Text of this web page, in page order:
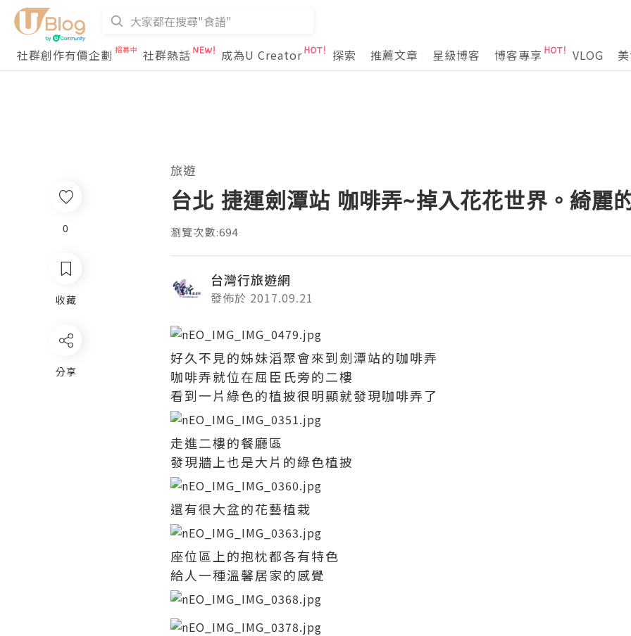
社群創作有價企劃 社群熱話 成為U Creator 探索 推薦文章 星級博客 博客專享 VLOG
0
收藏
分享
旅遊
台北 捷運劍潭站 咖啡弄~掉入花花世界。綺麗
瀏覽次數:694
台灣行旅遊網
發佈於 2017.09.21
好久不見的姊妹滔聚會來到劍潭站的咖啡弄
咖啡弄就位在屈臣氏旁的二樓
看到一片綠色的植披很明顯就發現咖啡弄了
走進二樓的餐廳區
發現牆上也是大片的綠色植披
還有很大盆的花藝植栽
座位區上的抱枕都各有特色
給人一種溫馨居家的感覺